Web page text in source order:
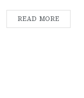
READ MORE